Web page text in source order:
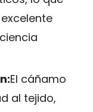
El cáñamo
al tejido,